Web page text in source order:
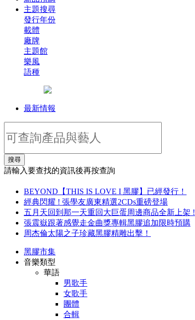
主題搜尋
發行年份
載體
廠牌
主題館
樂風
語種
最新情報
搜尋
請輸入要查找的資訊後再按查詢
BEYOND【THIS IS LOVE I 黑膠】已經發行！
經典閃耀 ! 張學友廣東精選2CDs重磅登場
五月天回到那一天重回大巨蛋周邊商品全新上架 !
張震嶽跟著感覺走金曲獎專輯黑膠追加限時預購
周杰倫太陽之子珍藏黑膠精雕出擊！
黑膠市集
音樂類型
華語
男歌手
女歌手
團體
合輯